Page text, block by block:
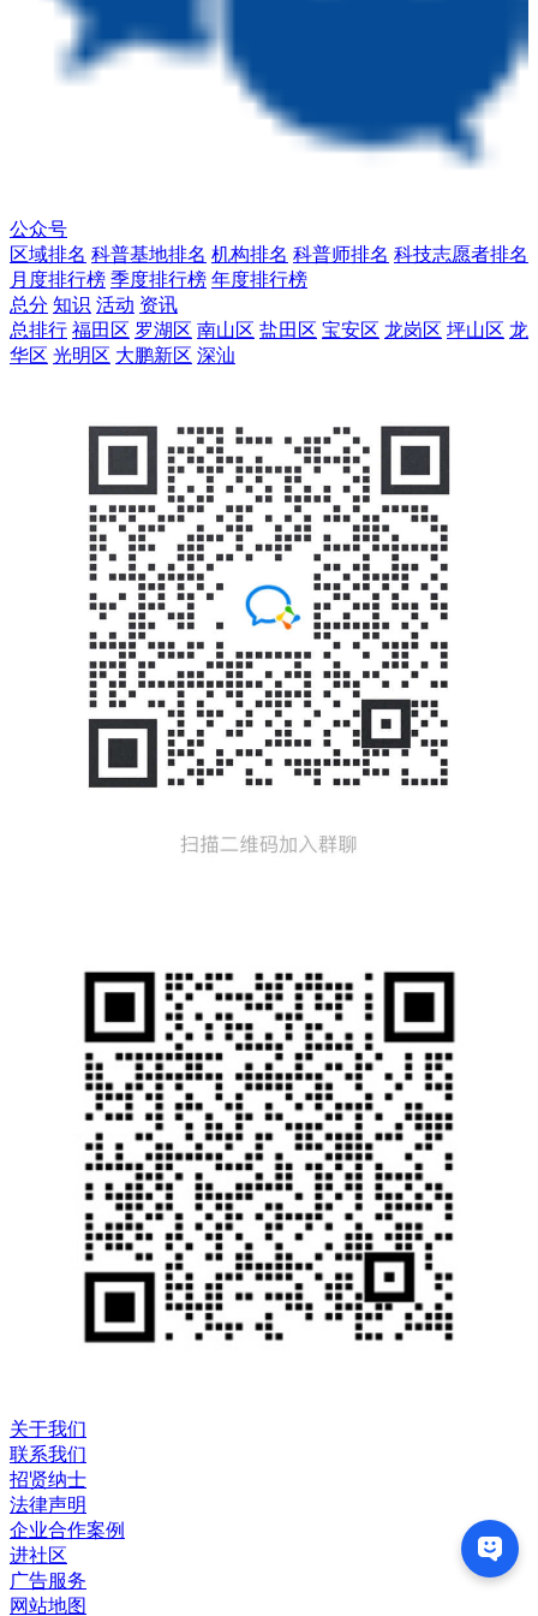
公众号
区域排名 科普基地排名 机构排名 科普师排名 科技志愿者排名
月度排行榜 季度排行榜 年度排行榜
总分 知识 活动 资讯
总排行 福田区 罗湖区 南山区 盐田区 宝安区 龙岗区 坪山区 龙
华区 光明区 大鹏新区 深汕
关于我们
联系我们
招贤纳士
法律声明
企业合作案例
进社区
广告服务
网站地图